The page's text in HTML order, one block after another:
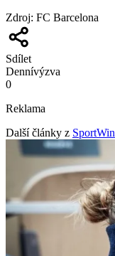
Zdroj: FC Barcelona
Sdílet
Dennívýzva
0
Reklama
Další články z SportWin